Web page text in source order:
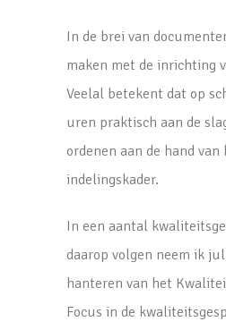
In de brei van
maken met de inrichting
Veelal betekent dat op
uren praktisch aan de
ordenen aan de hand van
indelingskader.
In een aantal
daarop volgen neem ik
hanteren van het
Focus in de